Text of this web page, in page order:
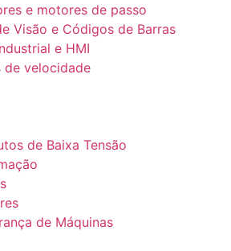
e motores de passo
Visão e Códigos de Barras
e HMI
de velocidade
de Baixa Tensão
de Máquinas